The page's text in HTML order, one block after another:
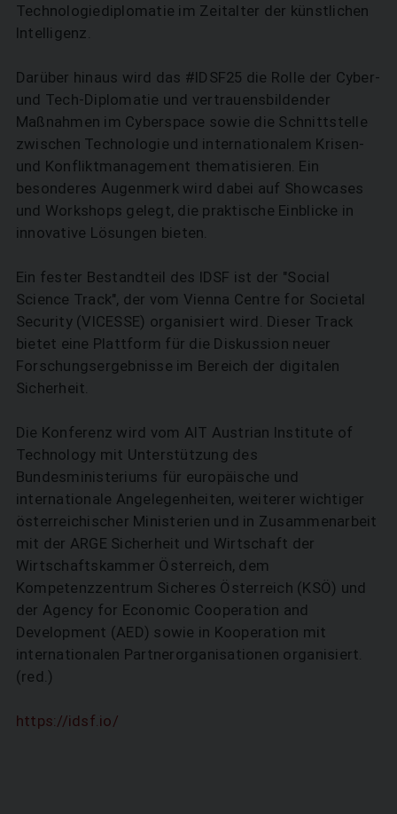
Technologiediplomatie im Zeitalter der künstlichen
Intelligenz.
Darüber hinaus wird das #IDSF25 die Rolle der Cyber-
und Tech-Diplomatie und vertrauensbildender
Maßnahmen im Cyberspace sowie die Schnittstelle
zwischen Technologie und internationalem Krisen-
und Konfliktmanagement thematisieren. Ein
besonderes Augenmerk wird dabei auf Showcases
und Workshops gelegt, die praktische Einblicke in
innovative Lösungen bieten.
Ein fester Bestandteil des IDSF ist der "Social
Science Track", der vom Vienna Centre for Societal
Security (VICESSE) organisiert wird. Dieser Track
bietet eine Plattform für die Diskussion neuer
Forschungsergebnisse im Bereich der digitalen
Sicherheit.
Die Konferenz wird vom AIT Austrian Institute of
Technology mit Unterstützung des
Bundesministeriums für europäische und
internationale Angelegenheiten, weiterer wichtiger
österreichischer Ministerien und in Zusammenarbeit
mit der ARGE Sicherheit und Wirtschaft der
Wirtschaftskammer Österreich, dem
Kompetenzzentrum Sicheres Österreich (KSÖ) und
der Agency for Economic Cooperation and
Development (AED) sowie in Kooperation mit
internationalen Partnerorganisationen organisiert.
(red.)
https://idsf.io/
SUCHEN